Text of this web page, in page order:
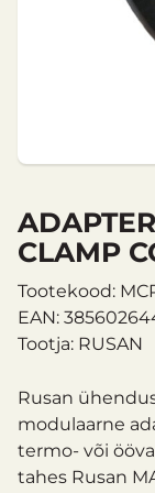
CLAMP
Tootekood:
EAN:
Tootja: RUSAN
Rusan
modulaarne
termo- või
tahes Rusan